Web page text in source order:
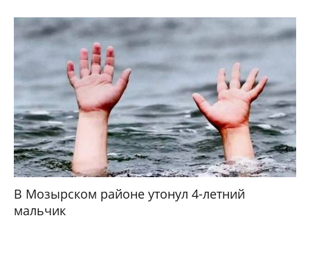
В Мозырском районе утонул 4-летний
мальчик